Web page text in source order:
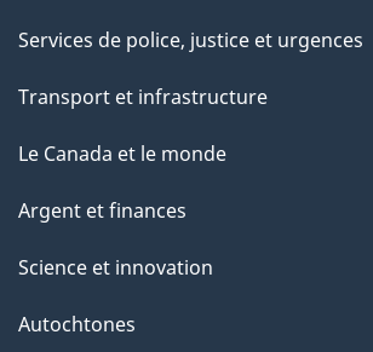
Services de police, justice et urgences
Transport et infrastructure
Le Canada et le monde
Argent et finances
Science et innovation
Autochtones